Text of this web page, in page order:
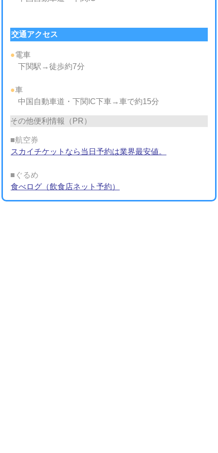
交通アクセス
●電車
下関駅→徒歩約7分
●車
中国自動車道・下関IC下車→車で約15分
その他便利情報（PR）
■航空券
スカイチケットなら当日予約は業界最安値。
■ぐるめ
食べログ（飲食店ネット予約）